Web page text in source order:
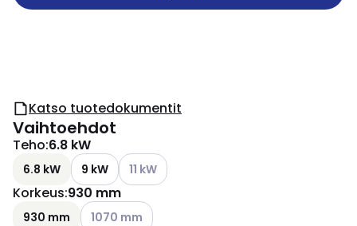
Katso tuotedokumentit
Vaihtoehdot
Teho:6.8 kW
6.8 kW 9 kW Katso käytettävissä olevat vaihtoehdot
11 kW
Korkeus:930 mm
930 mm Katso käytettävissä olevat vaihtoehdot
1070 mm